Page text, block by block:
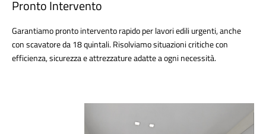
Pronto Intervento
Garantiamo pronto intervento rapido per lavori edili urgenti, anche
con scavatore da 18 quintali. Risolviamo situazioni critiche con
efficienza, sicurezza e attrezzature adatte a ogni necessità.